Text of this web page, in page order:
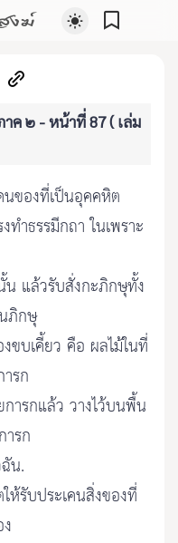
งฆ์
ค ๒ - หน้าที่ 87 ( เล่ม
ของที่เป็นอุคคหิต
ำธรรมีกถา ในเพราะ
น แล้วรับสั่งกะภิกษุทั้ง
ภิกษุ
ขบเคี้ยว คือ ผลไม้ในที่
รก
ารกแล้ว วางไว้บนพื้น
รก
น.
รับประเคนสิ่งของที่